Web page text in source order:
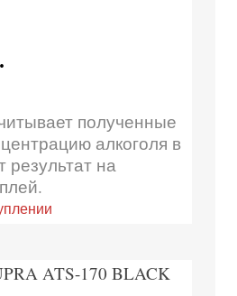
полученные
алкоголя в
результат на
ATS-170 BLACK